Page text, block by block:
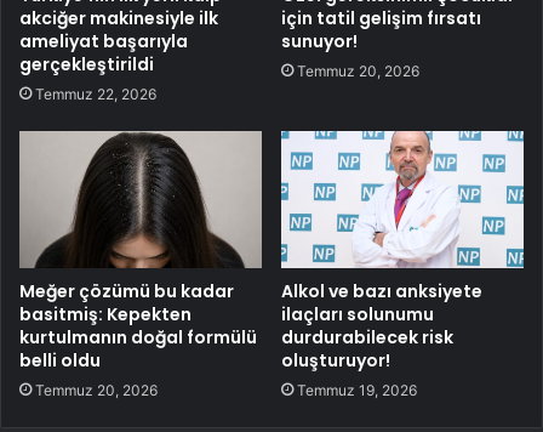
akciğer makinesiyle ilk
ameliyat başarıyla
gerçekleştirildi
Temmuz 22, 2026
için tatil gelişim fırsatı
sunuyor!
Temmuz 20, 2026
Meğer çözümü bu kadar
basitmiş: Kepekten
kurtulmanın doğal formülü
belli oldu
Temmuz 20, 2026
Alkol ve bazı anksiyete
ilaçları solunumu
durdurabilecek risk
oluşturuyor!
Temmuz 19, 2026